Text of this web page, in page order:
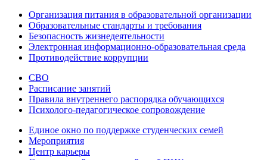
Организация питания в образовательной организации
Образовательные стандарты и требования
Безопасность жизнедеятельности
Электронная информационно-образовательная среда
Противодействие коррупции
СВО
Расписание занятий
Правила внутреннего распорядка обучающихся
Психолого-педагогическое сопровождение
Единое окно по поддержке студенческих семей
Мероприятия
Центр карьеры